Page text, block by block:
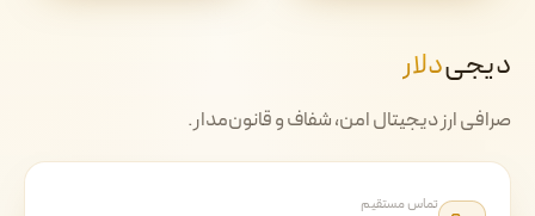
دیجی‌دلار
صرافی ارز دیجیتال امن، شفاف و قانون‌مدار.
تماس مستقیم